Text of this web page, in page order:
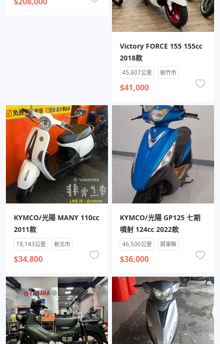
Victory FORCE 155 155cc
2018款
45,607公里 新竹市
$41,000
KYMCO/光陽 MANY 110cc
2011款
18,143公里 新北市
$34,800
KYMCO/光陽 GP125 七期
噴射 124cc 2022款
46,500公里 屏東縣
$36,000